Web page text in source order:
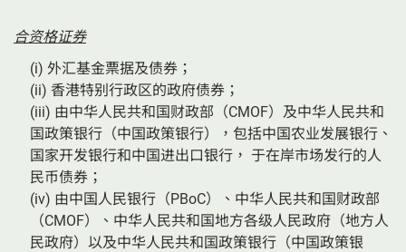
合资格证券
(i) 外汇基金票据及债券；
(ii) 香港特别行政区的政府债券；
(iii) 由中华人民共和国财政部（CMOF）及中华人民共和
国政策银行（中国政策银行），包括中国农业发展银行、
国家开发银行和中国进出口银行， 于在岸市场发行的人
民币债券；
(iv) 由中国人民银行（PBoC）、中华人民共和国财政部
（CMOF）、中华人民共和国地方各级人民政府（地方人
民政府）以及中华人民共和国政策银行（中国政策银